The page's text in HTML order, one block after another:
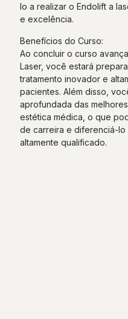
lo a realizar o Endolift a
e excelência.
Benefícios do Curso:
Ao concluir o curso
Laser, você estará
tratamento inovador e
pacientes. Além disso,
aprofundada das
estética médica, o que
de carreira e diferenciá-lo
altamente qualificado.